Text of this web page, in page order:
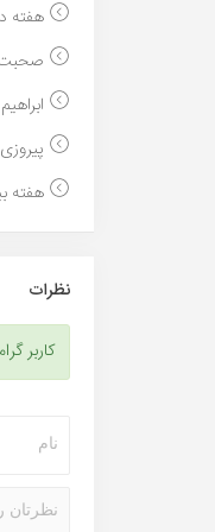
هفته
هفته
نظرات
کاربر